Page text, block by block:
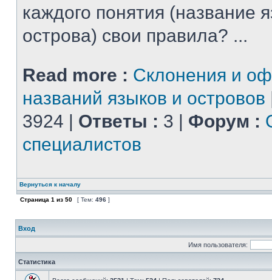
каждого понятия (название
острова) свои правила? ...
Read more : Склонения и
названий языков и островов
3924 | Ответы : 3 | Форум :
специалистов
Вернуться к началу
Страница 1 из 50 [ Тем: 496 ]
Вход
Имя пользователя:
Статистика